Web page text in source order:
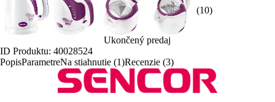
(10)
Ukončený predaj
ID Produktu: 40028524
PopisParametreNa stiahnutie (1)Recenzie (3)